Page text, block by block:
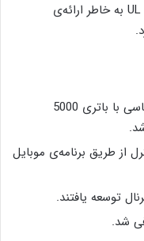
کمپانی ایسوس در این سال از طرف UL به خاطر ارائه‌ی
بهترین گوشی هوشمند دنیا برای عکاسی با باتری 5000
از طریق برنامه‌ی موبایل
توسعه یافتند.